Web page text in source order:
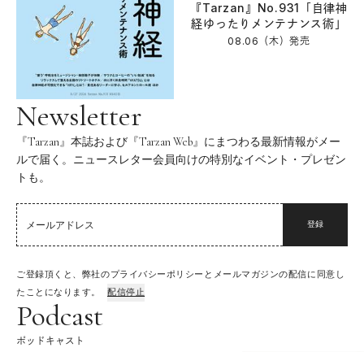
『Tarzan』No.931「自律神
経ゆったりメンテナンス術」
08.06（木）発売
Newsletter
『Tarzan』本誌および『Tarzan Web』にまつわる最新情報がメー
ルで届く。ニュースレター会員向けの特別なイベント・プレゼン
トも。
登録
ご登録頂くと、弊社のプライバシーポリシーとメールマガジンの配信に同意し
たことになります。
配信停止
Podcast
ポッドキャスト